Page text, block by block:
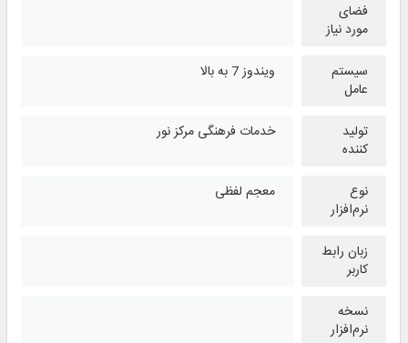
فضای
مورد نیاز
سیستم
عامل
ویندوز 7 به بالا
تولید
کننده
خدمات فرهنگی مرکز نور
نوع
نرم‌افزار
معجم لفظی
زبان رابط
کاربر
نسخه
نرم‌افزار